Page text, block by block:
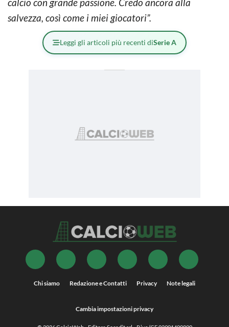
salvezza, così come i miei giocatori”.
Leggi gli articoli più recenti diSerie A
Chi siamo Redazione e Contatti Privacy Note legali
Cambia impostazioni privacy